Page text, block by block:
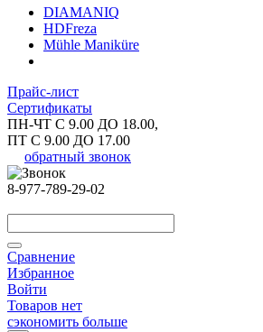
DIAMANIQ
HDFreza
Mühle Maniküre
Прайс-лист
Сертификаты
ПН-ЧТ С 9.00 ДО 18.00,
ПТ С 9.00 ДО 17.00
обратный звонок
8-977-789-29-02
Сравнение
Избранное
Войти
Товаров нет
сэкономить больше